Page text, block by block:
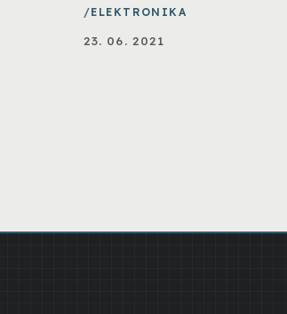
ELEKTRONIKA
23. 06. 2021